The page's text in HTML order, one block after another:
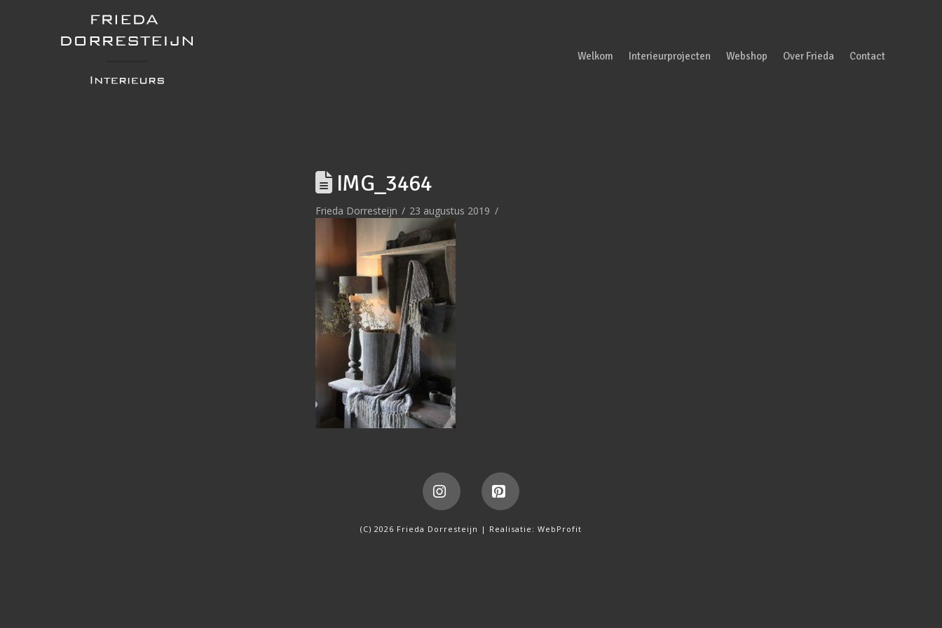
Welkom Interieurprojecten Webshop Over Frieda Contact
IMG_3464
Frieda Dorresteijn 23 augustus 2019
InstagramPinterest
(C) 2026 Frieda Dorresteijn | Realisatie: WebProfit